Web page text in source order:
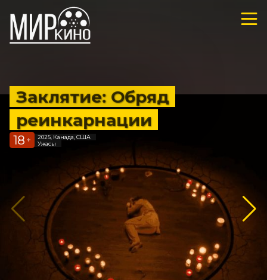
Заклятие: Обряд
реинкарнации
18 +
2025, Канада, США
Ужасы